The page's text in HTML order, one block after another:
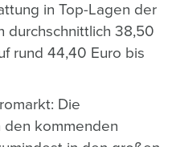
in Top-Lagen der
durchschnittlich 38,50
rund 44,40 Euro bis
Die
den kommenden